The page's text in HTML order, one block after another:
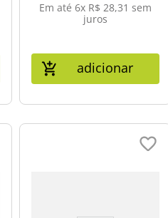
Em até 6x R$ 28,31 sem
juros
adicionar